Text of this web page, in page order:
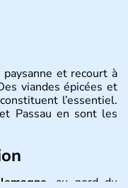
paysanne et recourt à
viandes épicées et
l’essentiel.
Passau en sont les
, au nord du